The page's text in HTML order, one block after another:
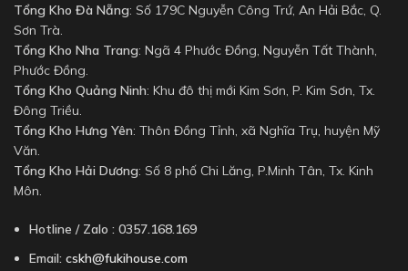
Tổng Kho Đà Nẵng: Số 179C Nguyễn Công Trứ, An Hải Bắc, Q.
Sơn Trà.
Tổng Kho Nha Trang: Ngã 4 Phước Đồng, Nguyễn Tất Thành,
Phước Đồng.
Tổng Kho Quảng Ninh: Khu đô thị mới Kim Sơn, P. Kim Sơn, Tx.
Đông Triều.
Tổng Kho Hưng Yên: Thôn Đồng Tỉnh, xã Nghĩa Trụ, huyện Mỹ
Văn.
Tổng Kho Hải Dương: Số 8 phố Chi Lăng, P.Minh Tân, Tx. Kinh
Môn.
Hotline / Zalo : 0357.168.169
Email: cskh@fukihouse.com